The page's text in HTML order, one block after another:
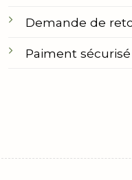
Demande de
Paiment sécurisé